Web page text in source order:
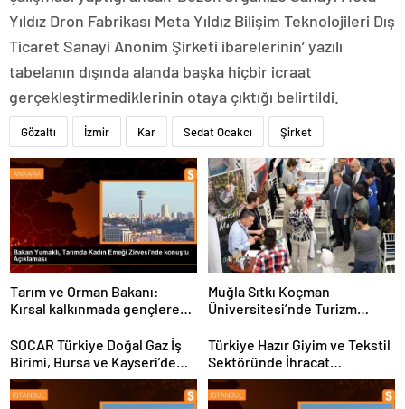
Yıldız Dron Fabrikası Meta Yıldız Bilişim Teknolojileri Dış
Ticaret Sanayi Anonim Şirketi ibarelerinin’ yazılı
tabelanın dışında alanda başka hiçbir icraat
gerçekleştirmediklerinin otaya çıktığı belirtildi.
Gözaltı İzmir Kar Sedat Ocakcı Şirket
Tarım ve Orman Bakanı:
Kırsal kalkınmada gençlere
yapıyoruz
Muğla Sıtkı Koçman
Üniversitesi’nde Turizm
Buluştu
SOCAR Türkiye Doğal Gaz İş
Birimi, Bursa ve Kayseri’de
Şebeke Uzunluğunu Artıracak
Türkiye Hazır Giyim ve Tekstil
Sektöründe İhracat
Hedeflerini Açıkladı